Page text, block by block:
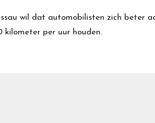
wil dat automobilisten zich beter
kilometer per uur houden.